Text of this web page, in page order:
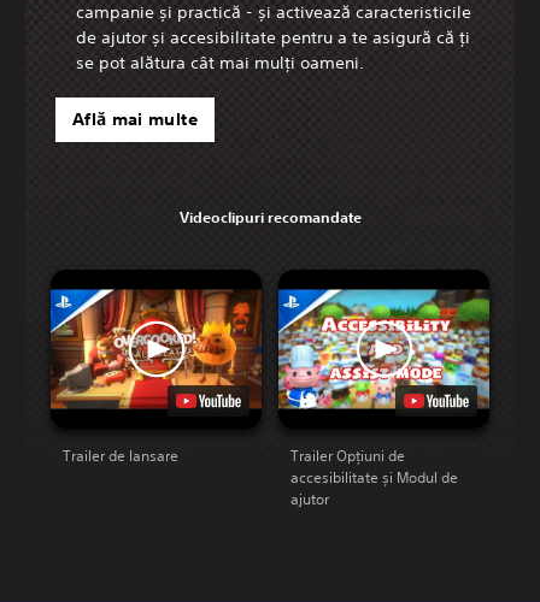
campanie și practică - și activează caracteristicile
de ajutor și accesibilitate pentru a te asigură că ți
se pot alătura cât mai mulți oameni.
Află mai multe
Videoclipuri recomandate
Trailer de lansare
Trailer Opțiuni de
accesibilitate și Modul de
ajutor